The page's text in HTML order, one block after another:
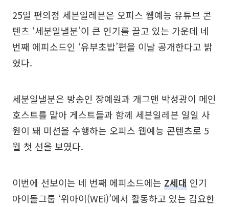
25일 편의점 세븐일레븐은 오피스 웹예능 유튜브 콘
텐츠 ‘세분일낼분’이 큰 인기를 끌고 있는 가운데 네
번째 에피소드인 ‘유부초밥’편을 이날 공개한다고 밝
혔다.
세분일낼분은 방송인 장예원과 개그맨 박성광이 메인
호스트를 맡아 게스트들과 함께 세븐일레븐 일일 사
원이 돼 미션을 수행하는 오피스 웹예능 콘텐츠로 5
월 첫 선을 보였다.
이번에 선보이는 네 번째 에피소드에는 Z세대 인기
아이돌그룹 ‘위아이(WEi)’에서 활동하고 있는 김요한